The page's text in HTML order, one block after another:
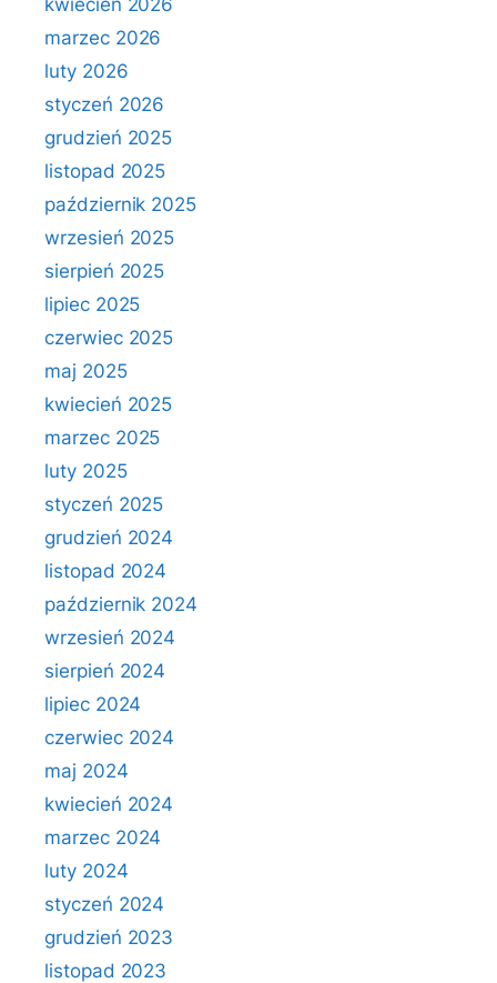
kwiecień 2026
marzec 2026
luty 2026
styczeń 2026
grudzień 2025
listopad 2025
październik 2025
wrzesień 2025
sierpień 2025
lipiec 2025
czerwiec 2025
maj 2025
kwiecień 2025
marzec 2025
luty 2025
styczeń 2025
grudzień 2024
listopad 2024
październik 2024
wrzesień 2024
sierpień 2024
lipiec 2024
czerwiec 2024
maj 2024
kwiecień 2024
marzec 2024
luty 2024
styczeń 2024
grudzień 2023
listopad 2023